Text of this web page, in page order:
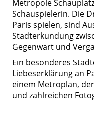
Metropole
Schauspielerin. Die
Paris spielen, sind
Stadterkundung
Gegenwart und
Ein besonderes
Liebeserklärung an
einem Metroplan,
und zahlreichen